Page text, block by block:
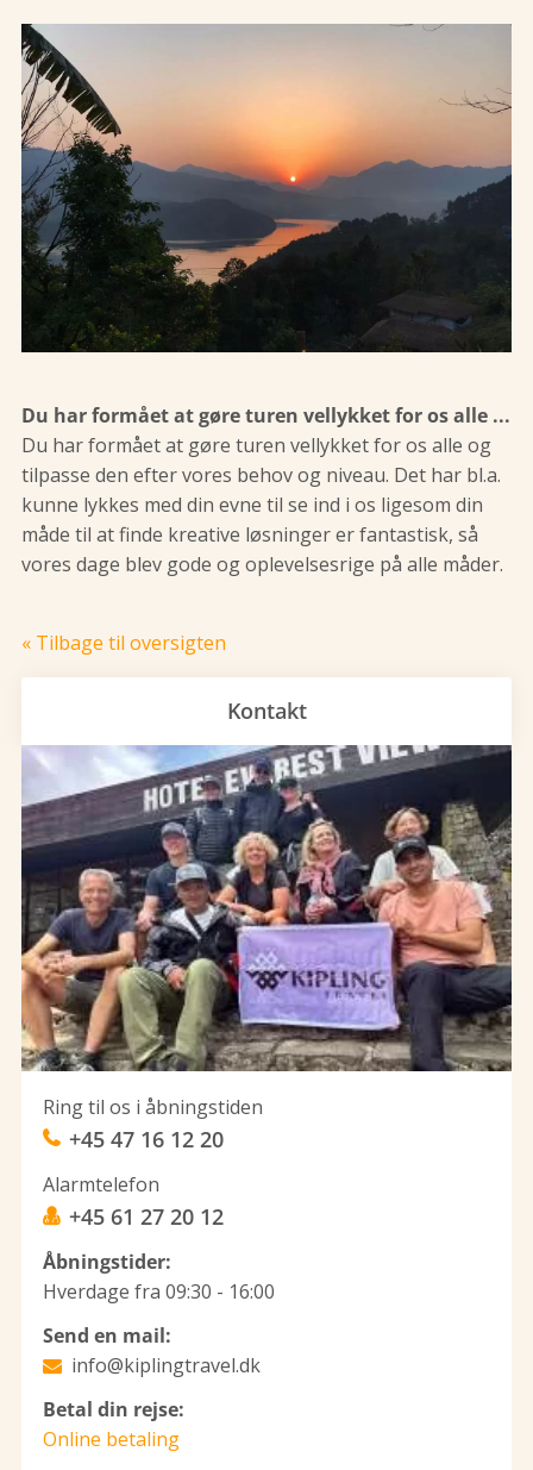
Du har formået at gøre turen vellykket for os alle ...
Du har formået at gøre turen vellykket for os alle og
tilpasse den efter vores behov og niveau. Det har bl.a.
kunne lykkes med din evne til se ind i os ligesom din
måde til at finde kreative løsninger er fantastisk, så
vores dage blev gode og oplevelsesrige på alle måder.
« Tilbage til oversigten
Kontakt
Ring til os i åbningstiden
+45 47 16 12 20
Alarmtelefon
+45 61 27 20 12
Åbningstider:
Hverdage fra 09:30 - 16:00
Send en mail:
info@kiplingtravel.dk
Betal din rejse:
Online betaling